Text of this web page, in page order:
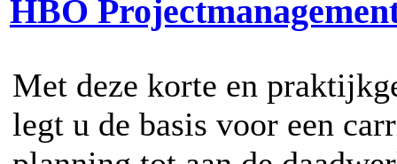
HBO
Met deze korte en
legt u de basis voor een